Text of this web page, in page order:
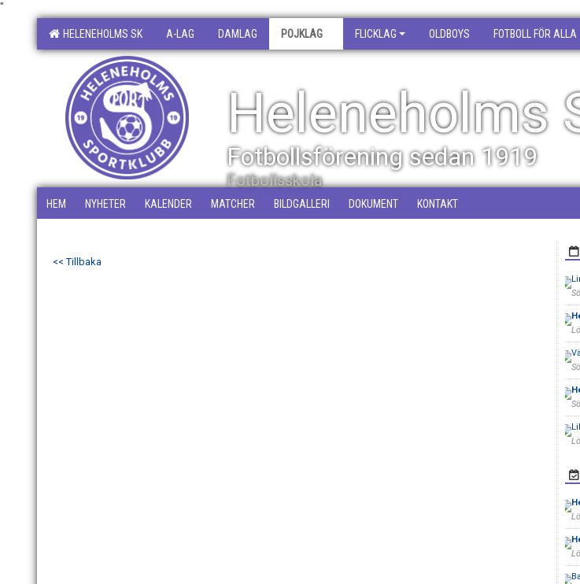
"
HELENEHOLMS SK A-LAG DAMLAG POJKLAG FLICKLAG OLDBOYS FOTBOLL FÖR ALLA
Heleneholms
Fotbollsförening sedan 1919
Fotbollsskola
HEM NYHETER KALENDER MATCHER BILDGALLERI DOKUMENT KONTAKT
<< Tillbaka